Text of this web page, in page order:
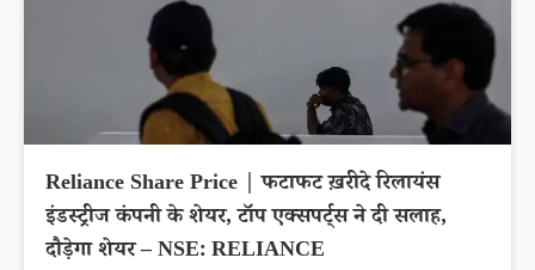
Reliance Share Price | फटाफट ख़रीदे रिलायंस
इंडस्ट्रीज कंपनी के शेयर, टॉप एक्सपर्ट्स ने दी सलाह,
दौड़ेगा शेयर – NSE: RELIANCE